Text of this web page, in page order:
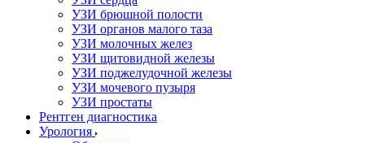
УЗИ брюшной полости
УЗИ органов малого таза
УЗИ молочных желез
УЗИ щитовидной железы
УЗИ поджелудочной железы
УЗИ мочевого пузыря
УЗИ простаты
Рентген диагностика
Урология